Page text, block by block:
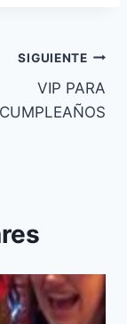
SIGUIENTE
VIP PARA
CUMPLEAÑOS